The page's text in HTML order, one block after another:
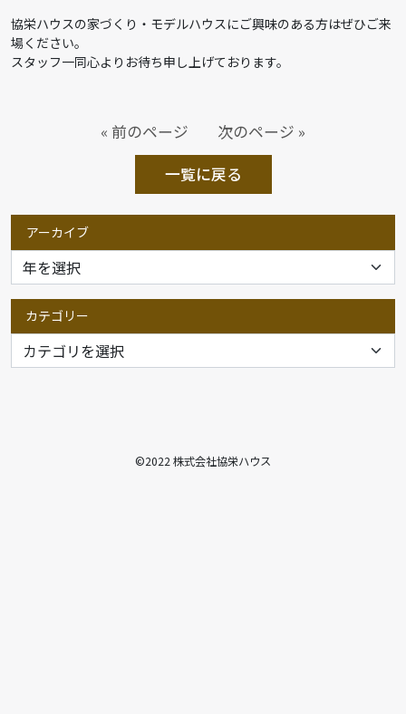
協栄ハウスの家づくり・モデルハウスにご興味のある方はぜひご来
場ください。
スタッフ一同心よりお待ち申し上げております。
« 前のページ
一覧に戻る
次のページ »
アーカイブ
カテゴリー
©2022 株式会社協栄ハウス